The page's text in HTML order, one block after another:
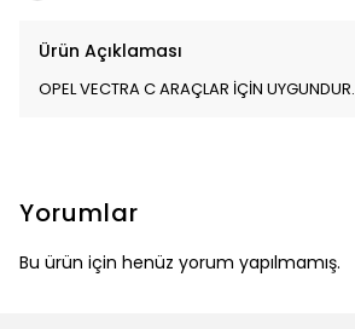
Ürün Açıklaması
OPEL VECTRA C ARAÇLAR İÇİN UYGUNDUR.
Yorumlar
Bu ürün için henüz yorum yapılmamış.